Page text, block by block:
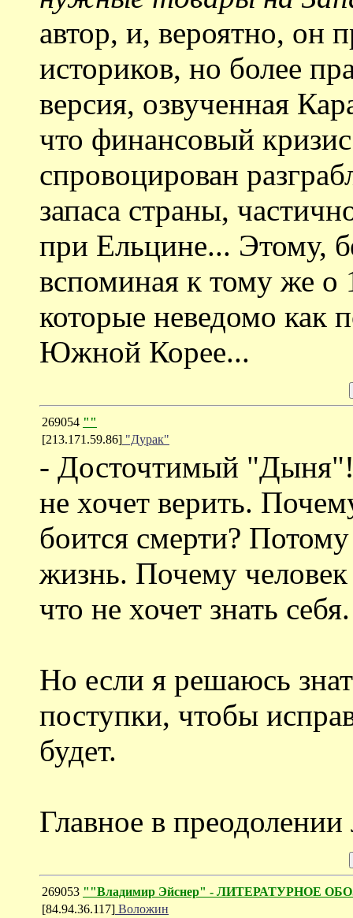
автор, и, вероятно, он
историков, но более
версия, озвученная
что финансовый
спровоцирован
запаса страны,
при Ельцине... Этому,
вспоминая к тому же о
которые неведомо как
Южной Корее...
269054 ""
[213.171.59.86] "Дурак"
- Досточтимый "Дыня"!
не хочет верить.
боится смерти?
жизнь. Почему человек
что не хочет знать себя.
Но если я решаюсь
поступки, чтобы
будет.
Главное в
269053 ""Владимир Эйснер" - ЛИТЕРАТУРНОЕ
[84.94.36.117] Воложин